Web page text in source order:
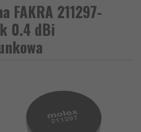
FAKRA 211297-
0.4 dBi